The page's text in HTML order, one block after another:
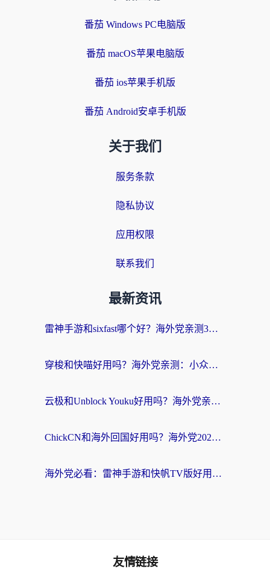
番茄 Windows PC电脑版
番茄 macOS苹果电脑版
番茄 ios苹果手机版
番茄 Android安卓手机版
关于我们
服务条款
隐私协议
应用权限
联系我们
最新资讯
雷神手游和sixfast哪个好？海外党亲测3款回国加速器，教你选对不踩坑
穿梭和快喵好用吗？海外党亲测：小众加速器对比+番茄加速器深度体验
云极和Unblock Youku好用吗？海外党亲测+2026回国加速器避坑指南
ChickCN和海外回国好用吗？海外党2026亲测：从手游到影音，选对加速器的3个关键
海外党必看：雷神手游和快帆TV版好用吗？3步选对回国加速器不踩坑
友情链接